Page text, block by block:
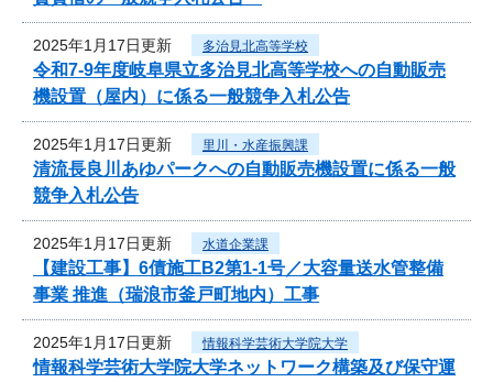
2025年1月17日更新 多治見北高等学校
令和7‐9年度岐阜県立多治見北高等学校への自動販売
機設置（屋内）に係る一般競争入札公告
2025年1月17日更新 里川・水産振興課
清流長良川あゆパークへの自動販売機設置に係る一般
競争入札公告
2025年1月17日更新 水道企業課
【建設工事】6債施工B2第1-1号／大容量送水管整備
事業 推進（瑞浪市釜戸町地内）工事
2025年1月17日更新 情報科学芸術大学院大学
情報科学芸術大学院大学ネットワーク構築及び保守運